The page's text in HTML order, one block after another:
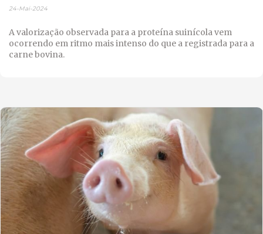
24-Mai-2024
A valorização observada para a proteína suinícola vem
ocorrendo em ritmo mais intenso do que a registrada para a
carne bovina.